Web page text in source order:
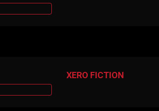
XERO FICTION